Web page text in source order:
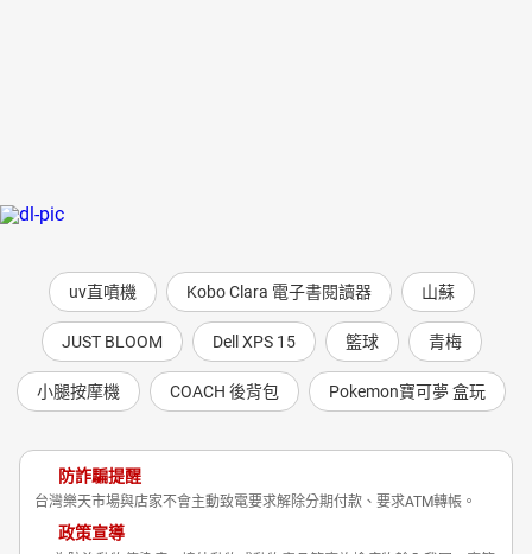
uv直噴機 Kobo Clara 電子書閱讀器 山蘇
JUST BLOOM Dell XPS 15 籃球 青梅
小腿按摩機 COACH 後背包 Pokemon寶可夢 盒玩
防詐騙提醒
台灣樂天市場與店家不會主動致電要求解除分期付款、要求ATM轉帳。
政策宣導